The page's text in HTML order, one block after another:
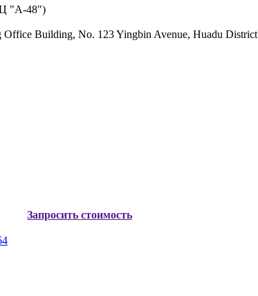
"А-48")
Office Building, No. 123 Yingbin Avenue, Huadu District
Запросить стоимость